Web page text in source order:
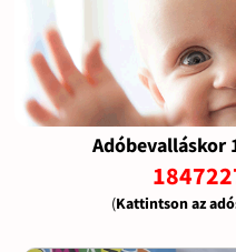
Adóbevalláskor
(Kattintson az